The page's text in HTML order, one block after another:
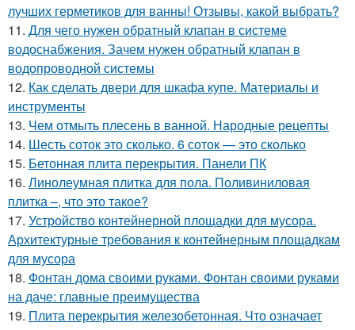
лучших герметиков для ванны! Отзывы, какой выбрать?
11. Для чего нужен обратный клапан в системе
водоснабжения. Зачем нужен обратный клапан в
водопроводной системы
12. Как сделать двери для шкафа купе. Материалы и
инструменты
13. Чем отмыть плесень в ванной. Народные рецепты
14. Шесть соток это сколько. 6 соток — это сколько
15. Бетонная плита перекрытия. Панели ПК
16. Линолеумная плитка для пола. Поливиниловая
плитка –, что это такое?
17. Устройство контейнерной площадки для мусора.
Архитектурные требования к контейнерным площадкам
для мусора
18. Фонтан дома своими руками. Фонтан своими руками
на даче: главные преимущества
19. Плита перекрытия железобетонная. Что означает